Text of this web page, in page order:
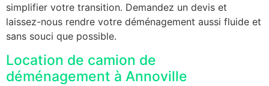
simplifier votre transition. Demandez un devis et
laissez-nous rendre votre déménagement aussi fluide et
sans souci que possible.
Location de camion de
déménagement à Annoville